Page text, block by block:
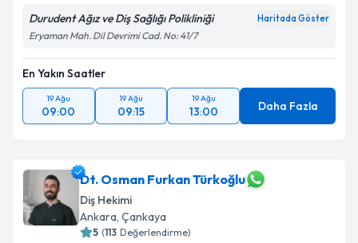
Durudent Ağız ve Diş Sağlığı Polikliniği Haritada Göster
Eryaman Mah. Dil Devrimi Cad. No: 41/7
En Yakın Saatler
19 Ağu
09:00
19 Ağu
09:15
19 Ağu
13:00 Daha Fazla
Dt. Osman Furkan Türkoğlu
Diş Hekimi
Ankara, Çankaya
5 (113 Değerlendirme)